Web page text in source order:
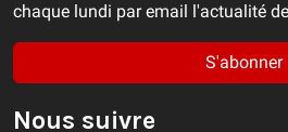
chaque lundi par email l'actualité
S'abonner
Nous suivre